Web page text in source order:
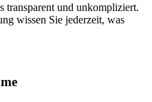
transparent und unkompliziert.
wissen Sie jederzeit, was